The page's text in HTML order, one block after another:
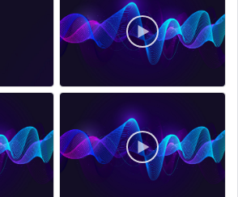
по структуре
в нужный вайб.
1 песня под ключ, 2 минуты